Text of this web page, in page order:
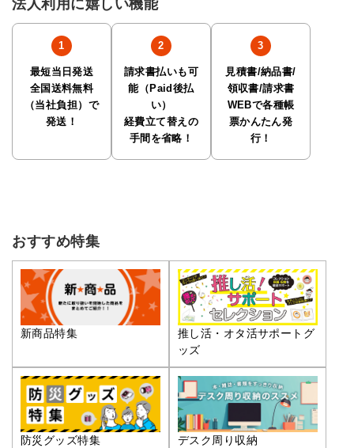
法人利用に嬉しい機能
最短当日発送
全国送料無料
（当社負担）で
発送！
請求書払いも可
能（Paid後払
い）
経費立て替えの
手間を省略！
見積書/納品書/
領収書/請求書
WEBで各種帳
票かんたん発
行！
おすすめ特集
新商品特集
推し活・オタ活サポートグ
ッズ
防災グッズ特集 デスク周り収納